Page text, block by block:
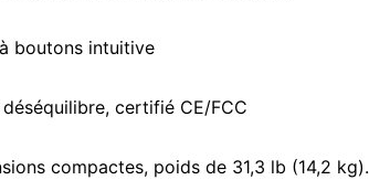
boutons intuitive
certifié CE/FCC
compactes, poids de 31,3 lb (14,2 kg).